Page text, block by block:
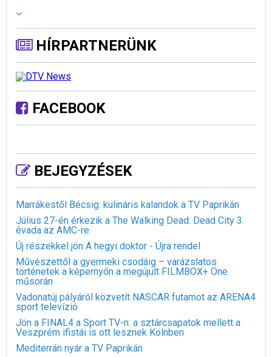
HÍRPARTNERÜNK
FACEBOOK
BEJEGYZÉSEK
Marrákestől Bécsig: kulináris kalandok a TV Paprikán
Július 27-én érkezik a The Walking Dead: Dead City 3.
évada az AMC-re
Új részekkel jön A hegyi doktor - Újra rendel
Művészettől a gyermeki csodáig – varázslatos
történetek a képernyőn a megújult FILMBOX+ One
műsorán
Vadonatúj pályáról közvetít NASCAR futamot az ARENA4
sport televízió
Jön a FINAL4 a Sport TV-n: a sztárcsapatok mellett a
Veszprém ifistái is ott lesznek Kölnben
Mediterrán nyár a TV Paprikán